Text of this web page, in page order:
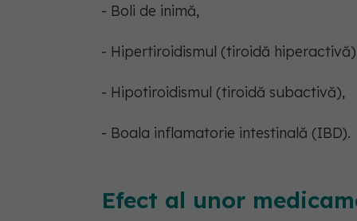
- Boli de inimă,
- Hipertiroidismul (tiroidă
- Hipotiroidismul (tiroidă subactivă),
- Boala inflamatorie intestinală (IBD).
Efect al unor